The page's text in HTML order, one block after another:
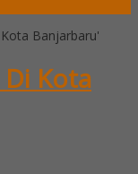
Banjarbaru'
Di Kota